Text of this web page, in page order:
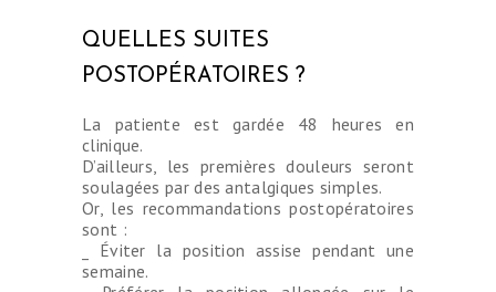
QUELLES SUITES
POSTOPÉRATOIRES ?
La patiente est gardée 48 heures en
clinique.
D’ailleurs, les premières douleurs seront
soulagées par des antalgiques simples.
Or, les recommandations postopératoires
sont :
_ Éviter la position assise pendant une
semaine.